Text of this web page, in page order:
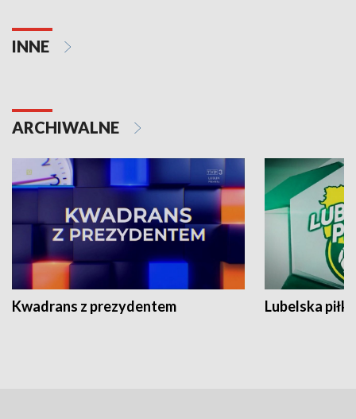
INNE
ARCHIWALNE
Kwadrans z prezydentem Lubelska piłka